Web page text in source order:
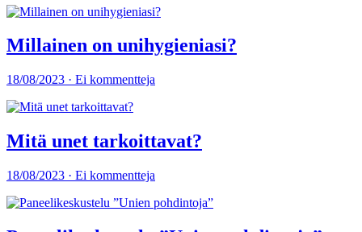
Millainen on unihygieniasi?
18/08/2023 · Ei kommentteja
Mitä unet tarkoittavat?
18/08/2023 · Ei kommentteja